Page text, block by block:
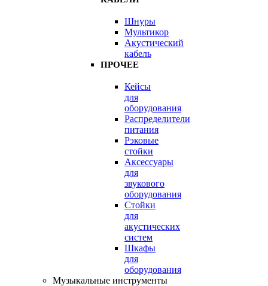
Шнуры
Мультикор
Акустический
кабель
ПРОЧЕЕ
Кейсы
для
оборудования
Распределители
питания
Рэковые
стойки
Аксессуары
для
звукового
оборудования
Стойки
для
акустических
систем
Шкафы
для
оборудования
Музыкальные инструменты